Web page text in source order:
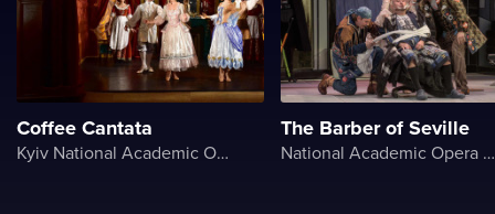
Coffee Cantata
Kyiv National Academic Operetta Theater
The Barber of Seville
National Academic Opera and Ballet Theater of Ukraine